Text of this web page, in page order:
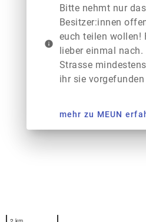
info
Bitte nehmt nur
Besitzer:innen
euch teilen wollen!
lieber einmal
Strasse
ihr sie
mehr zu MEUN